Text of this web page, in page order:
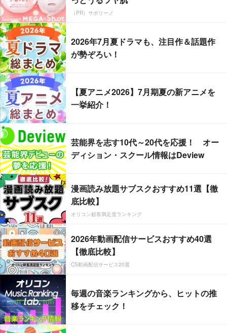
（PR）サボリーノ
2026年7月夏ドラマも、注目作＆話題作
が勢ぞろい！
【夏アニメ2026】7月期夏の新アニメを
一挙紹介！
芸能界を志す10代～20代を応援！ オー
ディション・スクール情報はDeview
漫画読み放題サブスクおすすめ11選【徹
底比較】
オリコン顧客満足度ランキング
2026年動画配信サービスおすすめ40選
【徹底比較】
CS動画配信サービス20選
毎週の音楽ランキングから、ヒットの推
移をチェック！